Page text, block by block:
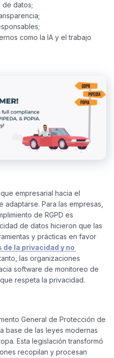
datos;
como la IA y el trabajo
empresarial hacia el
Para las empresas,
de RGPD es
de datos hicieron que las
y prácticas en favor
la privacidad y no
las organizaciones
software de monitoreo de
General de Protección de
base de las leyes modernas
Esta legislación transformó
recopilan y procesan